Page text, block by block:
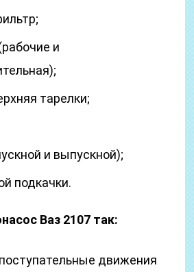
и
тарелки;
и выпускной);
подкачки.
Ваз 2107 так:
движения